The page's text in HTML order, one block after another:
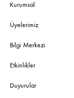
Kurumsal
Üyelerimiz
Bilgi Merkezi
Etkinlikler
Duyurular